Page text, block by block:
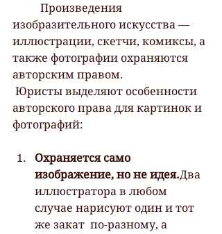
изобразительного искусства —
иллюстрации, скетчи, комиксы, а
также фотографии охраняются
авторским правом.
авторского права для картинок и
фотографий:
Охраняется само
изображение, но не идея.Два
иллюстратора в любом
случае нарисуют один и тот
же закат  по-разному, а